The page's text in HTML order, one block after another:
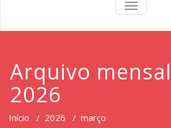
TOGGLE
Arquivo
2026
Início / 2026 / março